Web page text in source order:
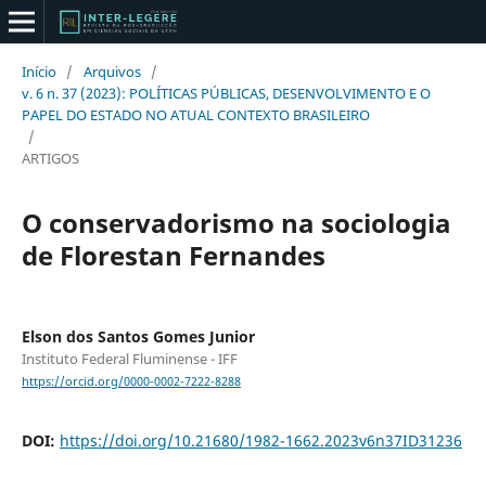
Início / Arquivos /
v. 6 n. 37 (2023): POLÍTICAS PÚBLICAS, DESENVOLVIMENTO E O
PAPEL DO ESTADO NO ATUAL CONTEXTO BRASILEIRO
/
ARTIGOS
O conservadorismo na sociologia
de Florestan Fernandes
Elson dos Santos Gomes Junior
Instituto Federal Fluminense - IFF
https://orcid.org/0000-0002-7222-8288
DOI: https://doi.org/10.21680/1982-1662.2023v6n37ID31236